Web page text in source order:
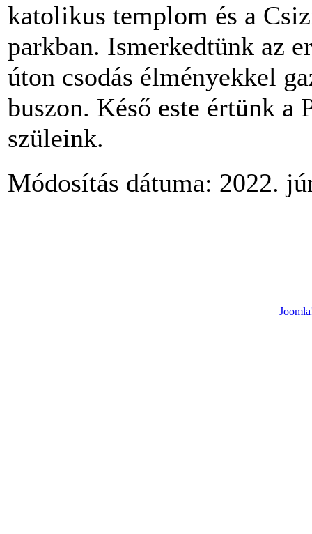
katolikus templom és a
parkban. Ismerkedtünk az
úton csodás élményekkel
buszon. Késő este értünk a
szüleink.
Módosítás dátuma: 2022.